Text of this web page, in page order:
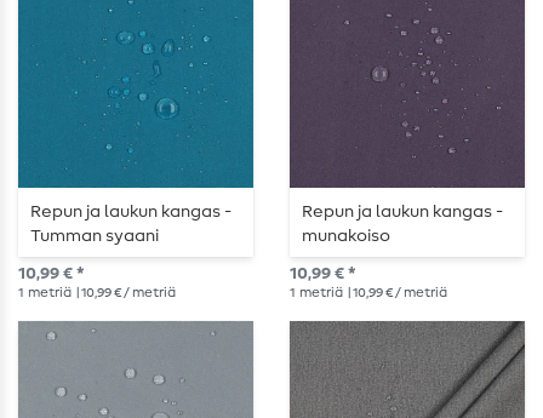
Repun ja laukun kangas -
Tumman syaani
10,99 € *
1 metriä | 10,99 € / metriä
Repun ja laukun kangas -
munakoiso
10,99 € *
1 metriä | 10,99 € / metriä